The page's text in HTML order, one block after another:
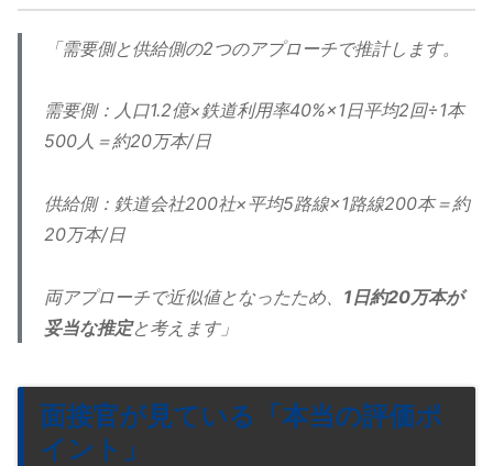
「需要側と供給側の2つのアプローチで推計します。
需要側：人口1.2億×鉄道利用率40%×1日平均2回÷1本
500人＝約20万本/日
供給側：鉄道会社200社×平均5路線×1路線200本＝約
20万本/日
両アプローチで近似値となったため、 1日約20万本が
妥当な推定と考えます」
面接官が見ている「本当の評価ポ
イント」